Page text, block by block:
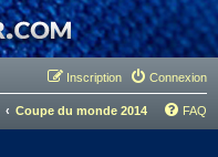
Connexion
Inscription
Coupe du monde 2014 FAQ